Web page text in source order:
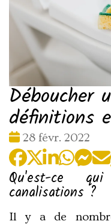
Déboucher
définitions
Date
:
28 févr. 2022
Qu'est-ce
canalisations ?
Il y a de